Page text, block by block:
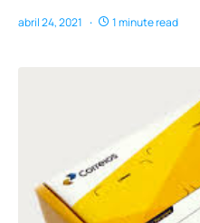
abril 24, 2021 1 minute read